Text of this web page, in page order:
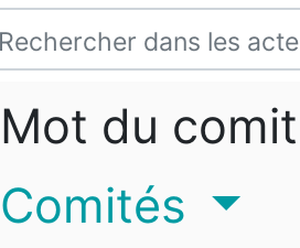
Mot du
Comités